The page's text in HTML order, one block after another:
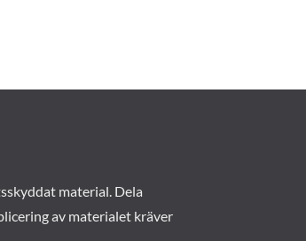
material. Dela
av materialet kräver